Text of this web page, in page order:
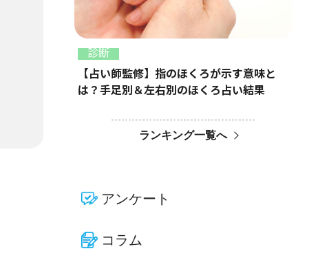
診断
【占い師監修】指のほくろが示す意味と
は？手足別＆左右別のほくろ占い結果
ランキング一覧へ
アンケート
コラム